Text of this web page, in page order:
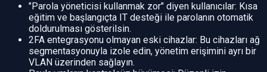
"Parola yöneticisi kullanmak zor" diyen kullanıcılar: Kısa
eğitim ve başlangıçta IT desteği ile parolanın otomatik
doldurulması gösterilsin.
2FA entegrasyonu olmayan eski cihazlar: Bu cihazları ağ
segmentasyonuyla izole edin, yönetim erişimini ayrı bir
VLAN üzerinden sağlayın.